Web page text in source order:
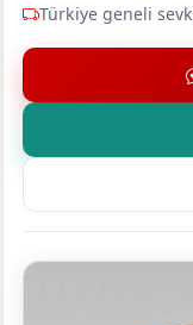
Türkiye geneli